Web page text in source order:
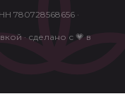
780728568656 ·
· сделано с 💗 в